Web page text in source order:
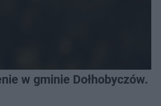
w gminie Dołhobyczów.